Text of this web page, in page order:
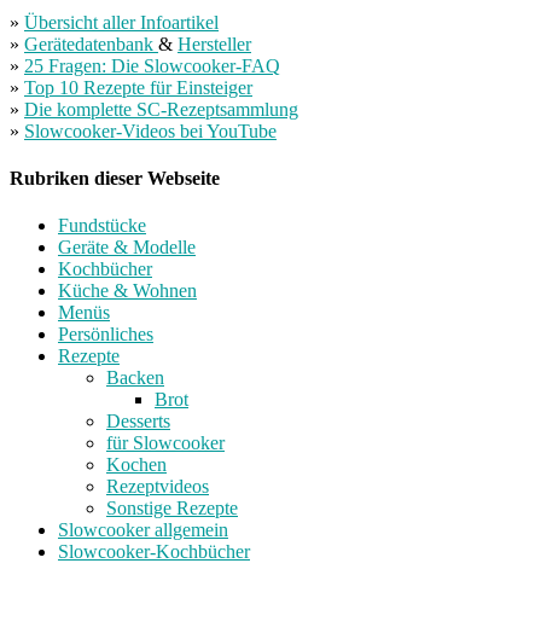
» Übersicht aller Infoartikel
» Gerätedatenbank & Hersteller
» 25 Fragen: Die Slowcooker-FAQ
» Top 10 Rezepte für Einsteiger
» Die komplette SC-Rezeptsammlung
» Slowcooker-Videos bei YouTube
Rubriken dieser Webseite
Fundstücke
Geräte & Modelle
Kochbücher
Küche & Wohnen
Menüs
Persönliches
Rezepte
Backen
Brot
Desserts
für Slowcooker
Kochen
Rezeptvideos
Sonstige Rezepte
Slowcooker allgemein
Slowcooker-Kochbücher